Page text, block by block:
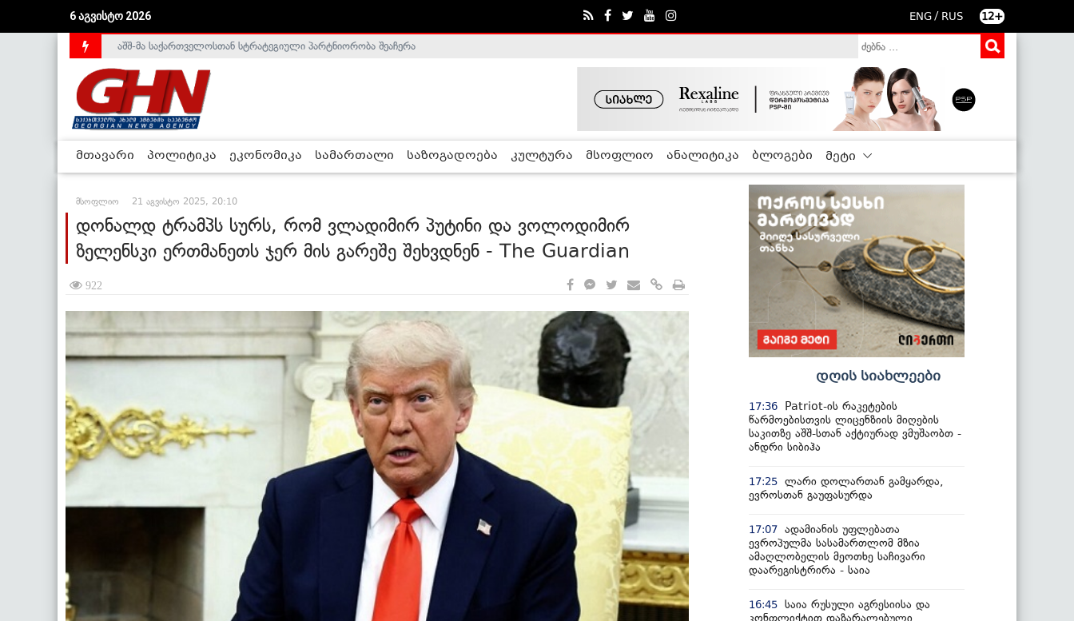
6 აგვისტო 2026 ENG / RUS 12+
საქართველოს დე-ფაქტო მთავრობა არალეგიტიმურია - ჰელსინკის კომისია
აშშ-მა საქართველოსთან სტრატეგიული პარტნიორობა შეაჩერა
მთავარი პოლიტიკა ეკონომიკა სამართალი საზოგადოება კულტურა მსოფლიო ანალიტიკა ბლოგები მეტი
მსოფლიო 21 აგვისტო 2025, 20:10
დონალდ ტრამპს სურს, რომ ვლადიმირ პუტინი და ვოლოდიმირ
ზელენსკი ერთმანეთს ჯერ მის გარეშე შეხვდნენ - The Guardian
922
დღის სიახლეები
17:36
Patriot-ის რაკეტების
წარმოებისთვის ლიცენზიის მიღების
საკითზე აშშ-სთან აქტიურად ვმუშაობთ -
ანდრი სიბიჰა
17:25 ლარი დოლართან გამყარდა,
ევროსთან გაუფასურდა
17:07 ადამიანის უფლებათა
ევროპულმა სასამართლომ მზია
ამაღლობელის მეოთხე საჩივარი
დაარეგისტრირა - საია
16:45 საია რუსული აგრესიისა და
კონფლიქტით დაზარალებული